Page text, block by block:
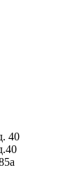
40